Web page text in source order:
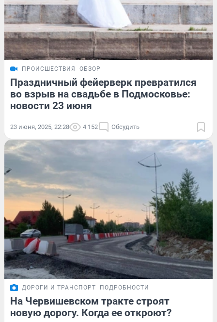
ПРОИСШЕСТВИЯ ОБЗОР
Праздничный фейерверк превратился
во взрыв на свадьбе в Подмосковье:
новости 23 июня
23 июня, 2025, 22:28 4 152 Обсудить
ДОРОГИ И ТРАНСПОРТ ПОДРОБНОСТИ
На Червишевском тракте строят
новую дорогу. Когда ее откроют?